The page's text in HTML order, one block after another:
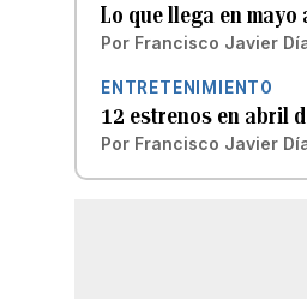
Lo que llega en
Por Francisco Javier
ENTRETENIMIENTO
12 estrenos en abril
Por Francisco Javier